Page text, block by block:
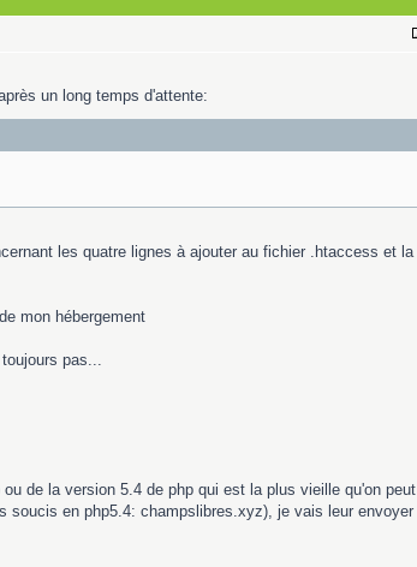
un long temps d'attente:
les quatre lignes à ajouter au fichier .htaccess et
mon hébergement
pas...
de la version 5.4 de php qui est la plus vieille qu'on
en php5.4: champslibres.xyz), je vais leur